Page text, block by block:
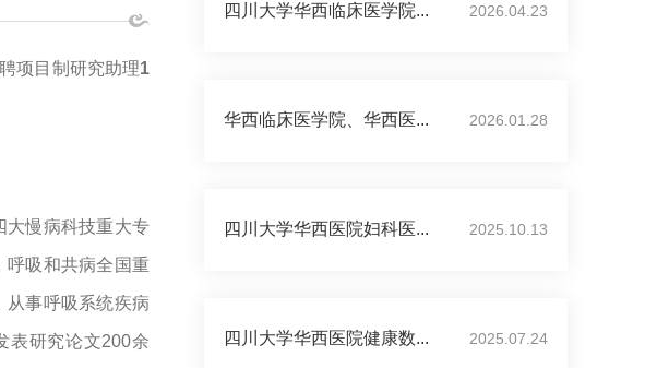
项目制研究助理1
大慢病科技重大专
呼吸和共病全国重
从事呼吸系统疾病
表研究论文200余
四川大学华西临床医学院... 2026.04.23
华西临床医学院、华西医... 2026.01.28
四川大学华西医院妇科医... 2025.10.13
四川大学华西医院健康数... 2025.07.24